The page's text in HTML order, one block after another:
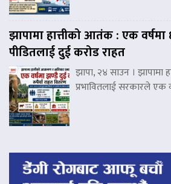
झापामा हात्तीको आतंक : एक
पीडितलाई दुई करोड राहत
झापा, २४ साउन । झापामा
प्रभावितलाई सरकारले एक